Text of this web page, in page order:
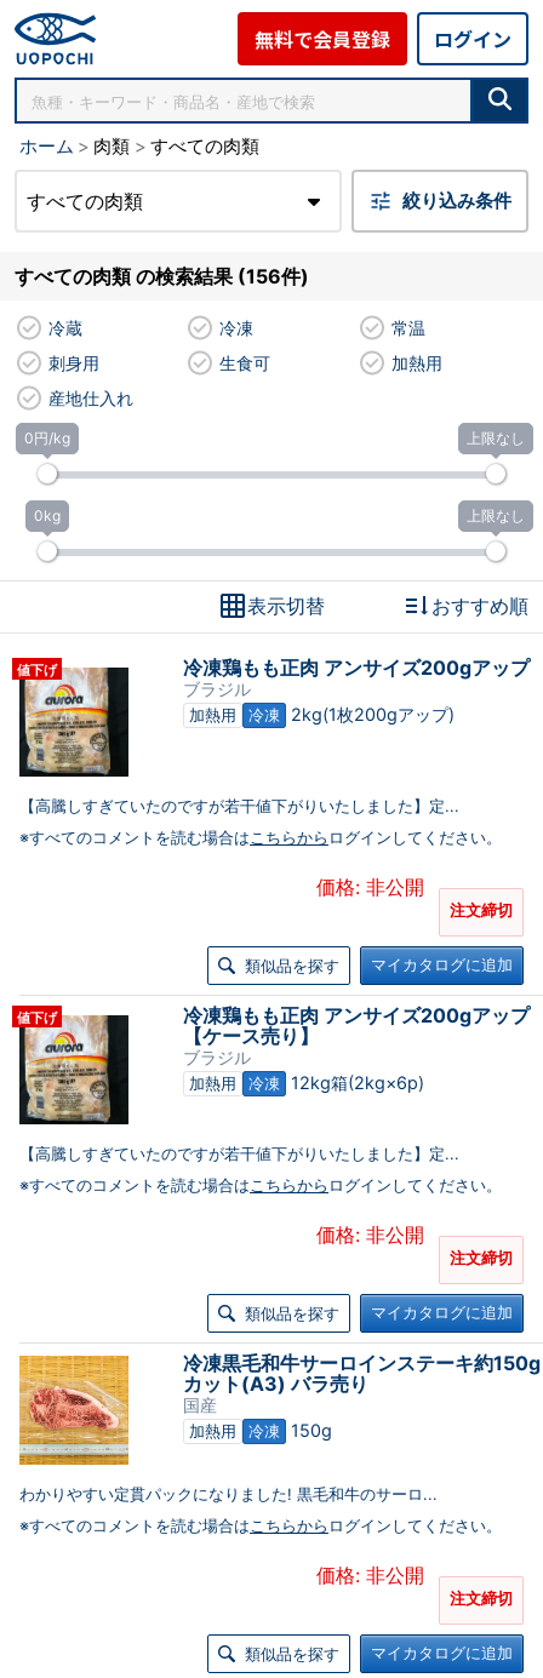
無料で会員登録 ログイン
ホーム 肉類 すべての肉類
すべての肉類 絞り込み条件
すべての肉類 の検索結果 (156件)
冷蔵 冷凍
常温
刺身用
生食可
加熱用
産地仕入れ
0円/kg 上限なし
0kg 上限なし
表示切替 おすすめ順
値下げ 冷凍鶏もも正肉 アンサイズ200gアップ
ブラジル
加熱用 冷凍 2kg(1枚200gアップ)
【高騰しすぎていたのですが若干値下がりいたしました】定...
※すべてのコメントを読む場合はこちらから ログインしてください。
価格: 非公開
注文締切
類似品を探す マイカタログに追加
値下げ
冷凍鶏もも正肉 アンサイズ200gアップ
【ケース売り】
ブラジル
加熱用 冷凍 12kg箱(2kg×6p)
【高騰しすぎていたのですが若干値下がりいたしました】定...
※すべてのコメントを読む場合はこちらから ログインしてください。
価格: 非公開
注文締切
類似品を探す マイカタログに追加
冷凍黒毛和牛サーロインステーキ約150g
カット(A3) バラ売り
国産
加熱用 冷凍 150g
わかりやすい定貫パックになりました! 黒毛和牛のサーロ...
※すべてのコメントを読む場合はこちらから ログインしてください。
価格: 非公開
注文締切
類似品を探す マイカタログに追加